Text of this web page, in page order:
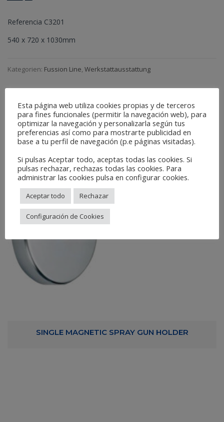
Referencia C3201
540 x 720 x 1030mm
Kategorien: Fussion Line Werkstattausstattung
SINGLE MAGNETIC SPRAY GUN HOLDER
Esta página web utiliza cookies propias y de terceros
para fines funcionales (permitir la navegación web), para
optimizar la navegación y personalizarla según tus
preferencias así como para mostrarte publicidad en
base a tu perfil de navegación (p.e páginas visitadas).
Si pulsas Aceptar todo, aceptas todas las cookies. Si
pulsas rechazar, rechazas todas las cookies. Para
administrar las cookies pulsa en configurar cookies.
Aceptar todo Rechazar
Configuración de Cookies